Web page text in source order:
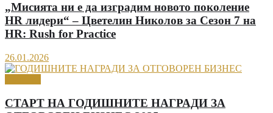
„Мисията ни е да изградим новото поколение
HR лидери“ – Цветелин Николов за Сезон 7 на
HR: Rush for Practice
26.01.2026
СТАРТ НА ГОДИШНИТЕ НАГРАДИ ЗА